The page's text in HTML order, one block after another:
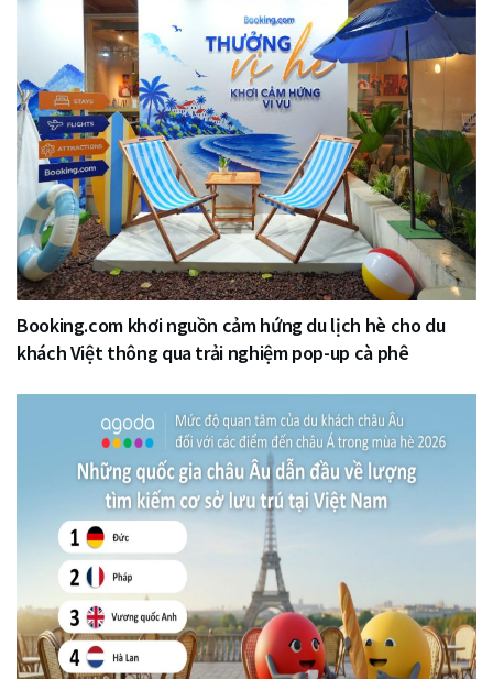
Booking.com khơi nguồn cảm hứng du lịch hè cho du
khách Việt thông qua trải nghiệm pop-up cà phê